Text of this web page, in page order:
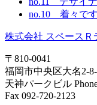
no.10 着々で
株式会社 スペースＲ
〒810-0041
福岡市中央区大名2-
天神パークビル
Fax 092-720-2123